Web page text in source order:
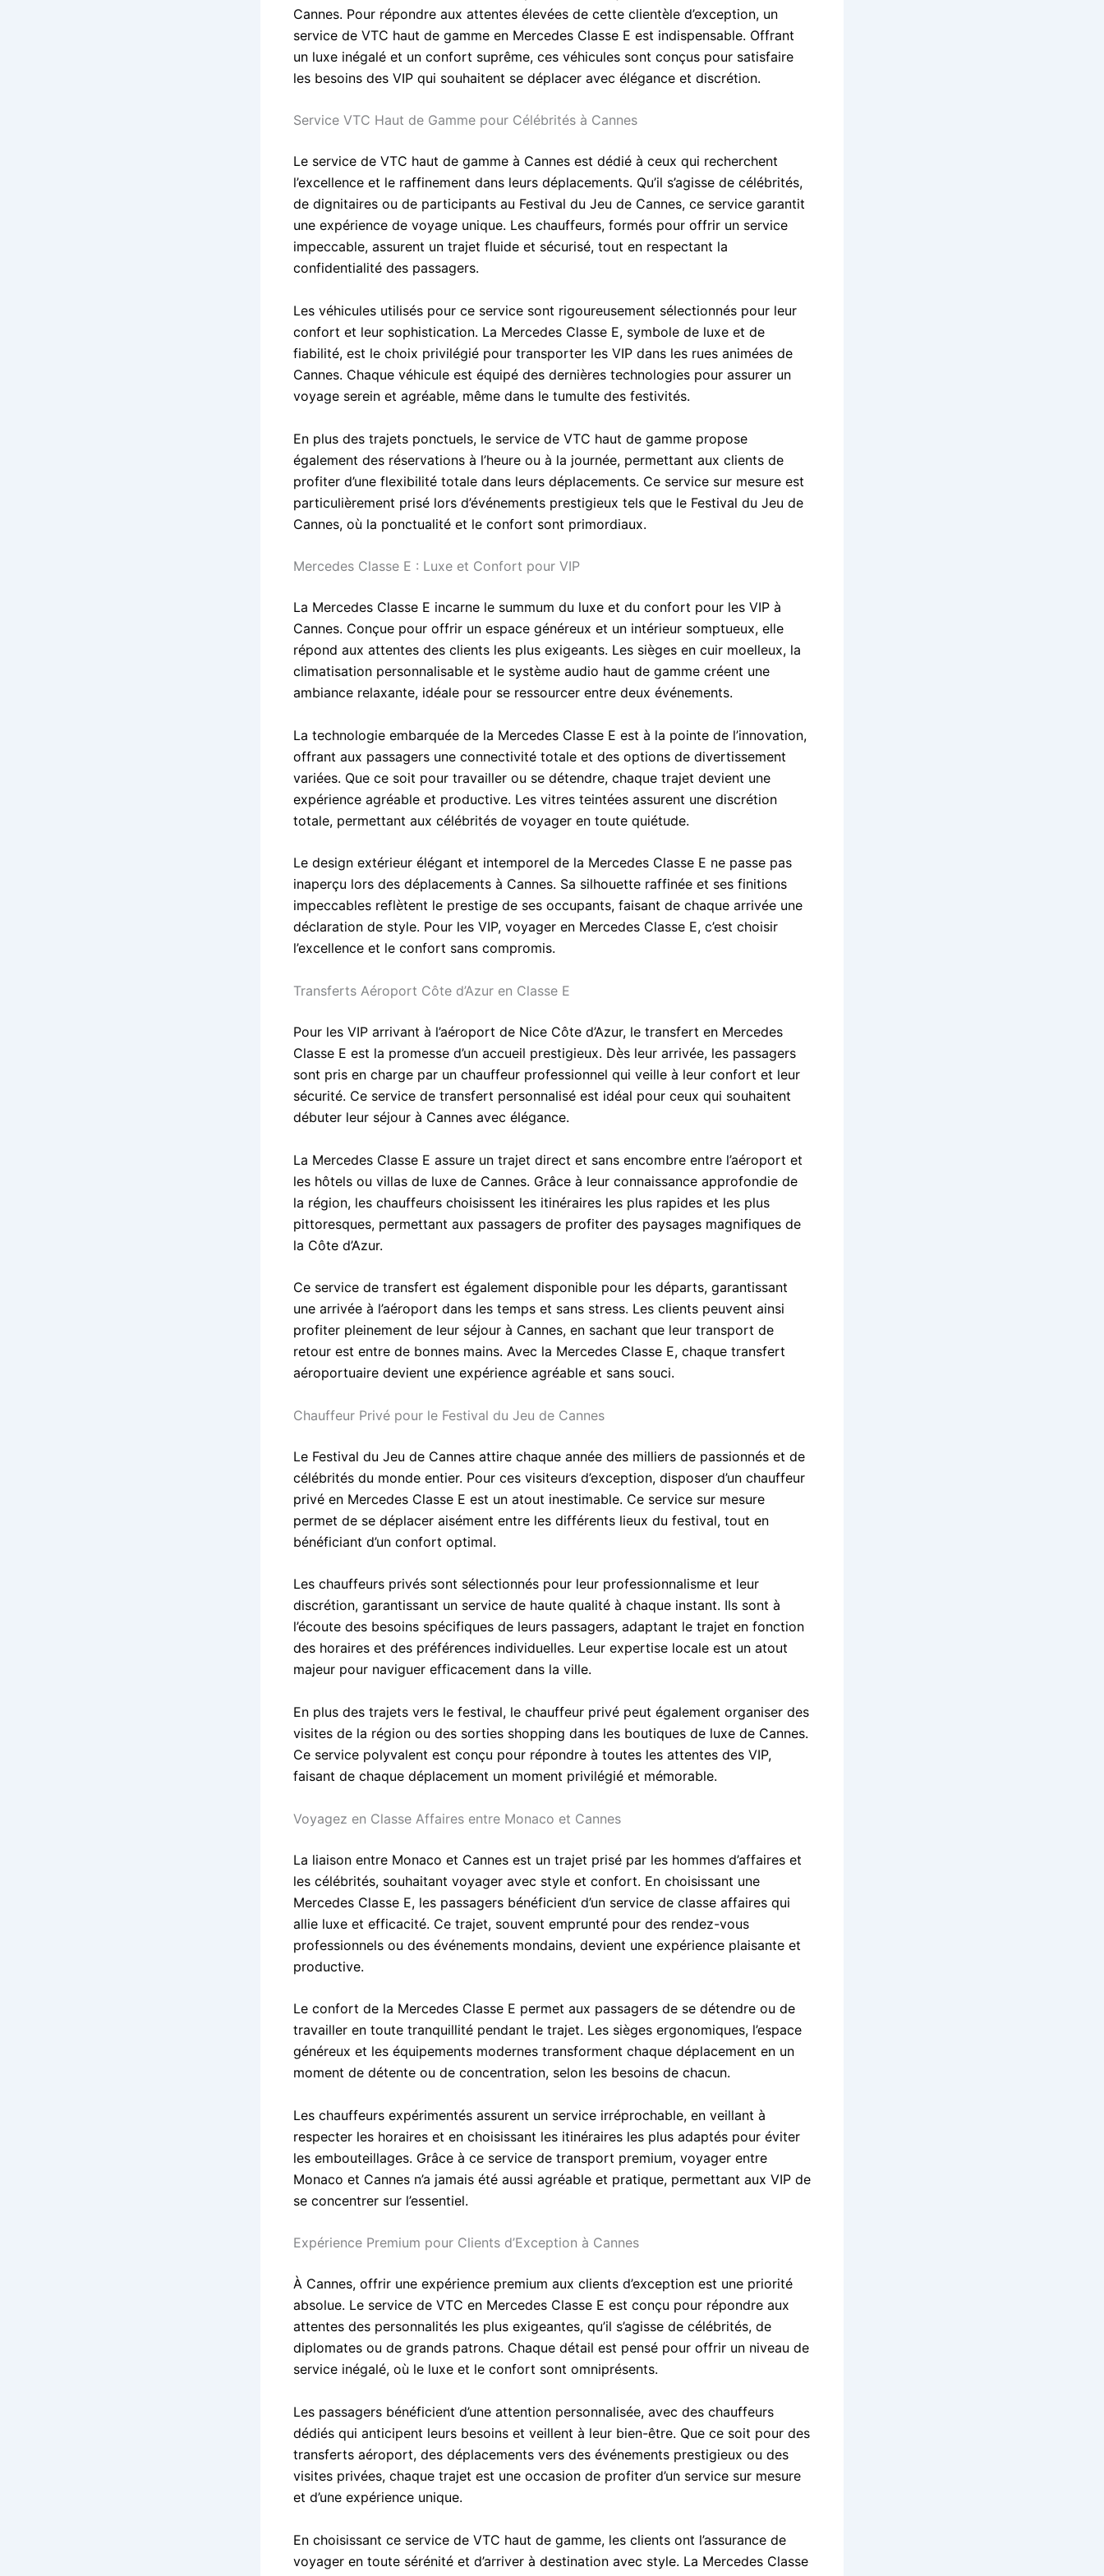
Cannes. Pour répondre aux attentes élevées de cette clientèle d’exception, un
service de VTC haut de gamme en Mercedes Classe E est indispensable. Offrant
un luxe inégalé et un confort suprême, ces véhicules sont conçus pour satisfaire
les besoins des VIP qui souhaitent se déplacer avec élégance et discrétion.
Service VTC Haut de Gamme pour Célébrités à Cannes
Le service de VTC haut de gamme à Cannes est dédié à ceux qui recherchent
l’excellence et le raffinement dans leurs déplacements. Qu’il s’agisse de célébrités,
de dignitaires ou de participants au Festival du Jeu de Cannes, ce service garantit
une expérience de voyage unique. Les chauffeurs, formés pour offrir un service
impeccable, assurent un trajet fluide et sécurisé, tout en respectant la
confidentialité des passagers.
Les véhicules utilisés pour ce service sont rigoureusement sélectionnés pour leur
confort et leur sophistication. La Mercedes Classe E, symbole de luxe et de
fiabilité, est le choix privilégié pour transporter les VIP dans les rues animées de
Cannes. Chaque véhicule est équipé des dernières technologies pour assurer un
voyage serein et agréable, même dans le tumulte des festivités.
En plus des trajets ponctuels, le service de VTC haut de gamme propose
également des réservations à l’heure ou à la journée, permettant aux clients de
profiter d’une flexibilité totale dans leurs déplacements. Ce service sur mesure est
particulièrement prisé lors d’événements prestigieux tels que le Festival du Jeu de
Cannes, où la ponctualité et le confort sont primordiaux.
Mercedes Classe E : Luxe et Confort pour VIP
La Mercedes Classe E incarne le summum du luxe et du confort pour les VIP à
Cannes. Conçue pour offrir un espace généreux et un intérieur somptueux, elle
répond aux attentes des clients les plus exigeants. Les sièges en cuir moelleux, la
climatisation personnalisable et le système audio haut de gamme créent une
ambiance relaxante, idéale pour se ressourcer entre deux événements.
La technologie embarquée de la Mercedes Classe E est à la pointe de l’innovation,
offrant aux passagers une connectivité totale et des options de divertissement
variées. Que ce soit pour travailler ou se détendre, chaque trajet devient une
expérience agréable et productive. Les vitres teintées assurent une discrétion
totale, permettant aux célébrités de voyager en toute quiétude.
Le design extérieur élégant et intemporel de la Mercedes Classe E ne passe pas
inaperçu lors des déplacements à Cannes. Sa silhouette raffinée et ses finitions
impeccables reflètent le prestige de ses occupants, faisant de chaque arrivée une
déclaration de style. Pour les VIP, voyager en Mercedes Classe E, c’est choisir
l’excellence et le confort sans compromis.
Transferts Aéroport Côte d’Azur en Classe E
Pour les VIP arrivant à l’aéroport de Nice Côte d’Azur, le transfert en Mercedes
Classe E est la promesse d’un accueil prestigieux. Dès leur arrivée, les passagers
sont pris en charge par un chauffeur professionnel qui veille à leur confort et leur
sécurité. Ce service de transfert personnalisé est idéal pour ceux qui souhaitent
débuter leur séjour à Cannes avec élégance.
La Mercedes Classe E assure un trajet direct et sans encombre entre l’aéroport et
les hôtels ou villas de luxe de Cannes. Grâce à leur connaissance approfondie de
la région, les chauffeurs choisissent les itinéraires les plus rapides et les plus
pittoresques, permettant aux passagers de profiter des paysages magnifiques de
la Côte d’Azur.
Ce service de transfert est également disponible pour les départs, garantissant
une arrivée à l’aéroport dans les temps et sans stress. Les clients peuvent ainsi
profiter pleinement de leur séjour à Cannes, en sachant que leur transport de
retour est entre de bonnes mains. Avec la Mercedes Classe E, chaque transfert
aéroportuaire devient une expérience agréable et sans souci.
Chauffeur Privé pour le Festival du Jeu de Cannes
Le Festival du Jeu de Cannes attire chaque année des milliers de passionnés et de
célébrités du monde entier. Pour ces visiteurs d’exception, disposer d’un chauffeur
privé en Mercedes Classe E est un atout inestimable. Ce service sur mesure
permet de se déplacer aisément entre les différents lieux du festival, tout en
bénéficiant d’un confort optimal.
Les chauffeurs privés sont sélectionnés pour leur professionnalisme et leur
discrétion, garantissant un service de haute qualité à chaque instant. Ils sont à
l’écoute des besoins spécifiques de leurs passagers, adaptant le trajet en fonction
des horaires et des préférences individuelles. Leur expertise locale est un atout
majeur pour naviguer efficacement dans la ville.
En plus des trajets vers le festival, le chauffeur privé peut également organiser des
visites de la région ou des sorties shopping dans les boutiques de luxe de Cannes.
Ce service polyvalent est conçu pour répondre à toutes les attentes des VIP,
faisant de chaque déplacement un moment privilégié et mémorable.
Voyagez en Classe Affaires entre Monaco et Cannes
La liaison entre Monaco et Cannes est un trajet prisé par les hommes d’affaires et
les célébrités, souhaitant voyager avec style et confort. En choisissant une
Mercedes Classe E, les passagers bénéficient d’un service de classe affaires qui
allie luxe et efficacité. Ce trajet, souvent emprunté pour des rendez-vous
professionnels ou des événements mondains, devient une expérience plaisante et
productive.
Le confort de la Mercedes Classe E permet aux passagers de se détendre ou de
travailler en toute tranquillité pendant le trajet. Les sièges ergonomiques, l’espace
généreux et les équipements modernes transforment chaque déplacement en un
moment de détente ou de concentration, selon les besoins de chacun.
Les chauffeurs expérimentés assurent un service irréprochable, en veillant à
respecter les horaires et en choisissant les itinéraires les plus adaptés pour éviter
les embouteillages. Grâce à ce service de transport premium, voyager entre
Monaco et Cannes n’a jamais été aussi agréable et pratique, permettant aux VIP de
se concentrer sur l’essentiel.
Expérience Premium pour Clients d’Exception à Cannes
À Cannes, offrir une expérience premium aux clients d’exception est une priorité
absolue. Le service de VTC en Mercedes Classe E est conçu pour répondre aux
attentes des personnalités les plus exigeantes, qu’il s’agisse de célébrités, de
diplomates ou de grands patrons. Chaque détail est pensé pour offrir un niveau de
service inégalé, où le luxe et le confort sont omniprésents.
Les passagers bénéficient d’une attention personnalisée, avec des chauffeurs
dédiés qui anticipent leurs besoins et veillent à leur bien-être. Que ce soit pour des
transferts aéroport, des déplacements vers des événements prestigieux ou des
visites privées, chaque trajet est une occasion de profiter d’un service sur mesure
et d’une expérience unique.
En choisissant ce service de VTC haut de gamme, les clients ont l’assurance de
voyager en toute sérénité et d’arriver à destination avec style. La Mercedes Classe